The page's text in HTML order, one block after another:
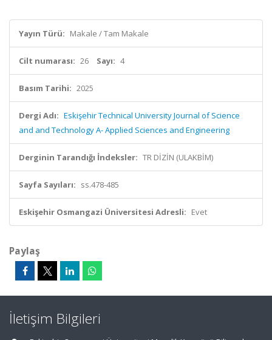
Yayın Türü: Makale / Tam Makale
Cilt numarası: 26 Sayı: 4
Basım Tarihi: 2025
Dergi Adı: Eskişehir Technical University Journal of Science
and and Technology A- Applied Sciences and Engineering
Derginin Tarandığı İndeksler: TR DİZİN (ULAKBİM)
Sayfa Sayıları: ss.478-485
Eskişehir Osmangazi Üniversitesi Adresli: Evet
Paylaş
İletişim Bilgileri